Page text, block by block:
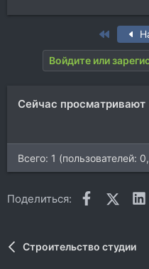
First
Войдите или
Сейчас просматривают
Всего: 1 (пользователей:
Поделиться: Facebook
X
Строительство студии